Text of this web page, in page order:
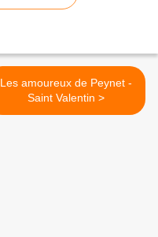
Les amoureux de Peynet -
Saint Valentin >